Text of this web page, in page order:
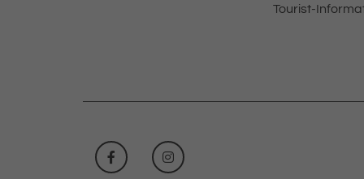
Tourist-
FACEBOOKINSTAGRAM